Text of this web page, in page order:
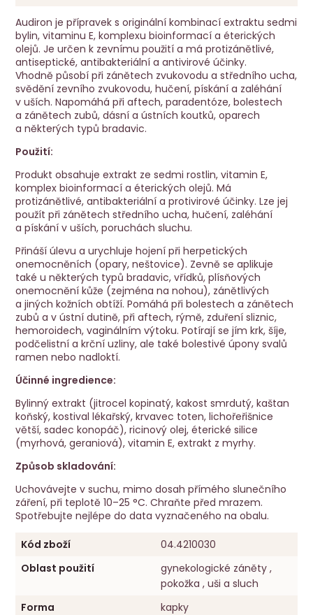
Audiron je přípravek s originální kombinací extraktu sedmi
bylin, vitaminu E, komplexu bioinformací a éterických
olejů. Je určen k zevnímu použití a má protizánětlivé,
antiseptické, antibakteriální a antivirové účinky.
Vhodně působí při zánětech zvukovodu a středního ucha,
svědění zevního zvukovodu, hučení, pískání a zaléhání
v uších. Napomáhá při aftech, paradentóze, bolestech
a zánětech zubů, dásní a ústních koutků, oparech
a některých typů bradavic.
Použití:
Produkt obsahuje extrakt ze sedmi rostlin, vitamin E,
komplex bioinformací a éterických olejů. Má
protizánětlivé, antibakteriální a protivirové účinky. Lze jej
použít při zánětech středního ucha, hučení, zaléhání
a pískání v uších, poruchách sluchu.
Přináší úlevu a urychluje hojení při herpetických
onemocněních (opary, neštovice). Zevně se aplikuje
také u některých typů bradavic, vřídků, plísňových
onemocnění kůže (zejména na nohou), zánětlivých
a jiných kožních obtíží. Pomáhá při bolestech a zánětech
zubů a v ústní dutině, při aftech, rýmě, zduření sliznic,
hemoroidech, vaginálním výtoku. Potírají se jím krk, šíje,
podčelistní a krční uzliny, ale také bolestivé úpony svalů
ramen nebo nadloktí.
Účinné ingredience:
Bylinný extrakt (jitrocel kopinatý, kakost smrdutý, kaštan
koňský, kostival lékařský, krvavec toten, lichořeřišnice
větší, sadec konopáč), ricinový olej, éterické silice
(myrhová, geraniová), vitamin E, extrakt z myrhy.
Způsob skladování:
Uchovávejte v suchu, mimo dosah přímého slunečního
záření, při teplotě 10–25 °C. Chraňte před mrazem.
Spotřebujte nejlépe do data vyznačeného na obalu.
Kód zboží
04.4210030
Oblast použití
gynekologické záněty ,
pokožka , uši a sluch
Forma
kapky